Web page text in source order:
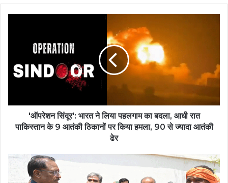
'ऑपरेशन सिंदूर': भारत ने लिया पहलगाम का बदला, आधी रात
पाकिस्तान के 9 आतंकी ठिकानों पर किया हमला, 90 से ज्यादा आतंकी
ढेर